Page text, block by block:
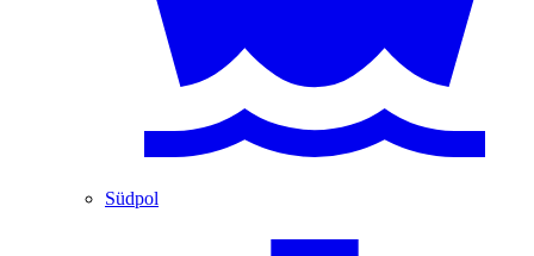
Südpol